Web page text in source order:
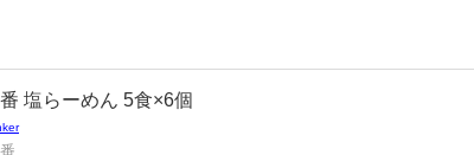
塩らーめん 5食×6個